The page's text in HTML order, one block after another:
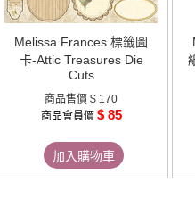
Melissa Frances 標籤圖
卡-Attic Treasures Die
Cuts
商品售價 $ 170
商品會員價 $ 85
加入購物車